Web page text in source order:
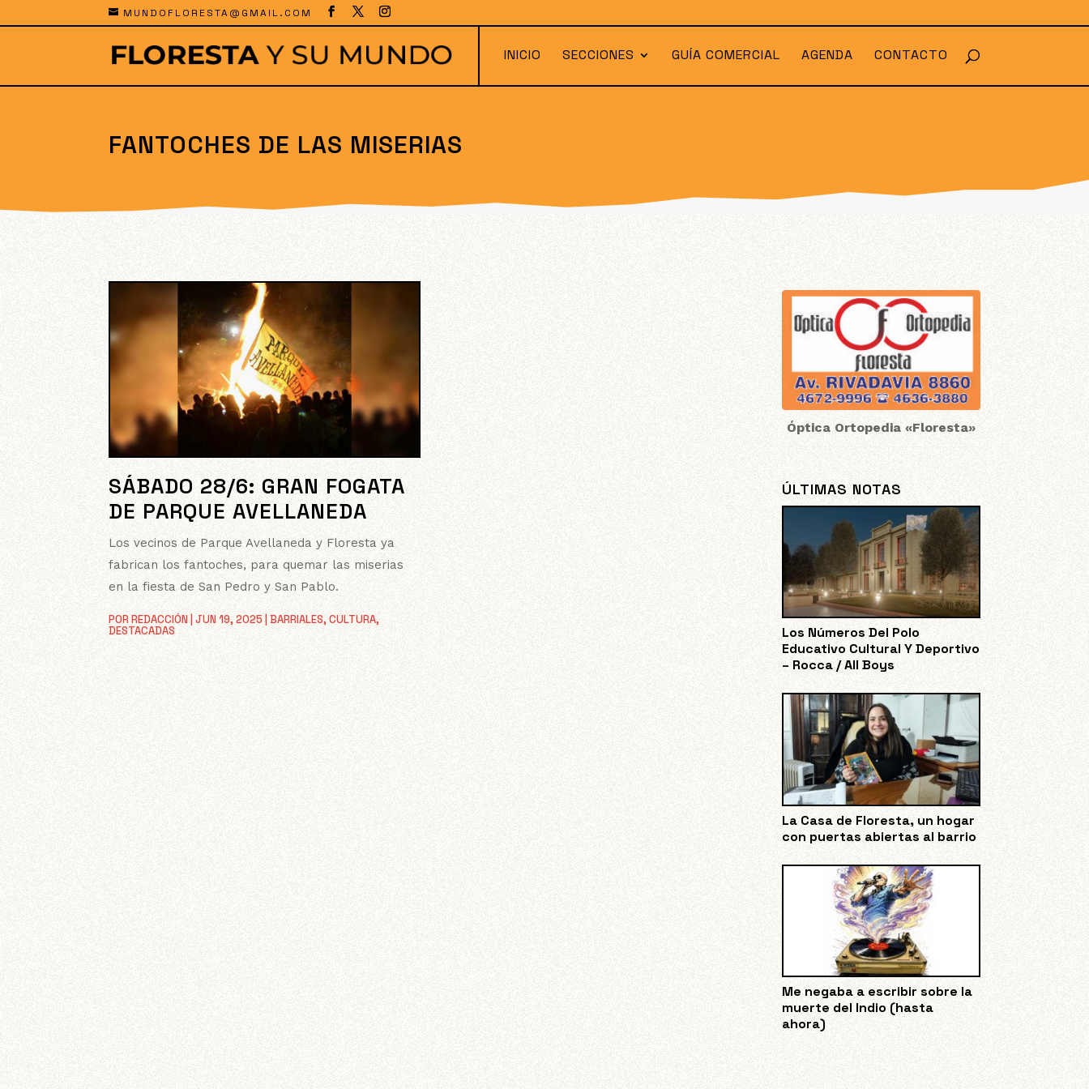
MUNDOFLORESTA@GMAIL.COM
INICIO SECCIONES GUÍA COMERCIAL AGENDA CONTACTO
FANTOCHES DE LAS MISERIAS
SÁBADO 28/6: GRAN FOGATA
DE PARQUE AVELLANEDA
PORREDACCIÓN |JUN 19, 2025 |BARRIALES,CULTURA,
DESTACADAS
Los vecinos de Parque Avellaneda y Floresta ya
fabrican los fantoches, para quemar las miserias
en la fiesta de San Pedro y San Pablo.
Óptica Ortopedia «Floresta»
ÚLTIMAS NOTAS
Los Números Del Polo
Educativo Cultural Y Deportivo
– Rocca / All Boys
La Casa de Floresta, un hogar
con puertas abiertas al barrio
Me negaba a escribir sobre la
muerte del Indio (hasta
ahora)